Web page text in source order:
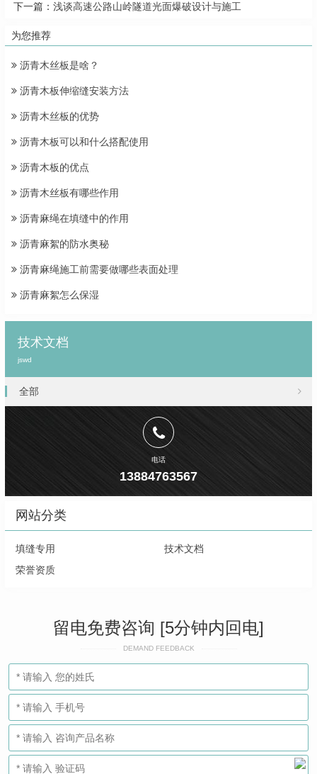
下一篇： 浅谈高速公路山岭隧道光面爆破设计与施工
为您推荐
沥青木丝板是啥？
沥青木板伸缩缝安装方法
沥青木丝板的优势
沥青木板可以和什么搭配使用
沥青木板的优点
沥青木丝板有哪些作用
沥青麻绳在填缝中的作用
沥青麻絮的防水奥秘
沥青麻绳施工前需要做哪些表面处理
沥青麻絮怎么保湿
技术文档
jswd
全部
电话
13884763567
网站分类
填缝专用
技术文档
荣誉资质
留电免费咨询 [5分钟内回电]
DEMAND FEEDBACK